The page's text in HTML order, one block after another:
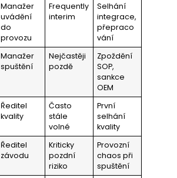
Manažer
uvádění
do
provozu
Frequently
interim
Selhání
integrace,
přepraco
vání
Manažer
spuštění
Nejčastěji
pozdě
Zpoždění
SOP,
sankce
OEM
Ředitel
kvality
Často
stále
volné
První
selhání
kvality
Ředitel
závodu
Kriticky
pozdní
riziko
Provozní
chaos při
spuštění